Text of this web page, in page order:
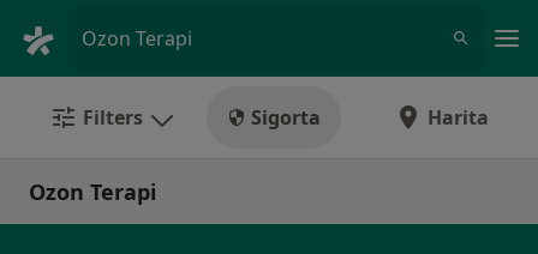
Ozon Terapi
Filters Sigorta Harita
Ozon Terapi